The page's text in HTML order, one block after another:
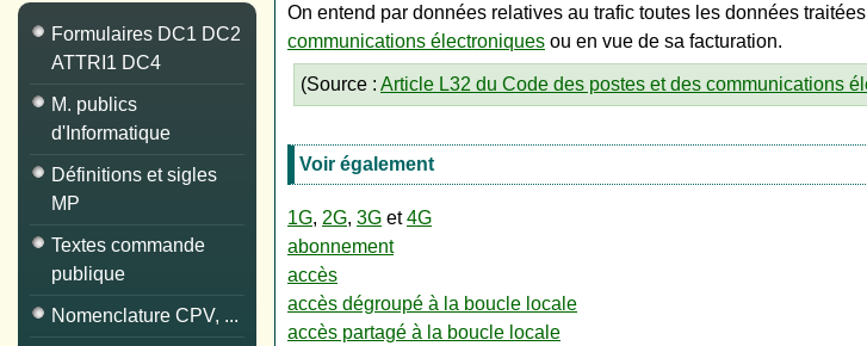
Formulaires DC1 DC2
ATTRI1 DC4
M. publics
d'Informatique
Définitions et sigles
MP
Textes commande
publique
Nomenclature CPV, ...
On entend par données relatives au trafic toutes les données
communications électroniques ou en vue de sa facturation.
(Source : Article L32 du Code des postes et des communications
Voir également
1G, 2G, 3G et4G
abonnement
accès
accès dégroupé à la boucle locale
accès partagé à la boucle locale